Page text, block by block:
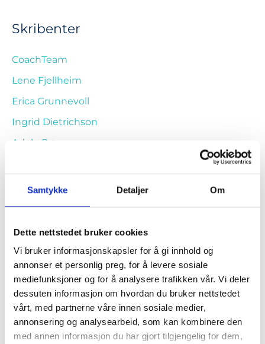
Samtykke Detaljer Om
Dette nettstedet bruker cookies
Vi bruker informasjonskapsler for å gi innhold og
annonser et personlig preg, for å levere sosiale
mediefunksjoner og for å analysere trafikken vår. Vi deler
dessuten informasjon om hvordan du bruker nettstedet
vårt, med partnerne våre innen sosiale medier,
annonsering og analysearbeid, som kan kombinere den
med annen informasjon du har gjort tilgjengelig for dem,
Skribenter
CoachTeam
Lene Fjellheim
Erica Grunnevoll
Ingrid Dietrichson
Adele Røssnes
Lena Ronge
Kategorier
CoachTeam i media
Kundehistorier
Artikler
Nyheter